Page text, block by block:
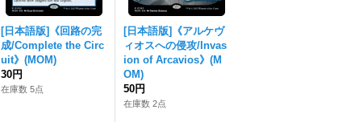
[日本語版]《回路の完
成/Complete the Circ
uit》(MOM)
30円
在庫数 5点
[日本語版]《アルケヴ
ィオスへの侵攻/Invas
ion of Arcavios》(M
OM)
50円
在庫数 2点